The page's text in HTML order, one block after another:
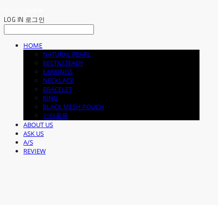
LOG IN 로그인
HOME
NATURAL PEARL
BEST&STEADY
EARRINGS
NECKLACE
BRACELET
RING
BLACK MESH POUCH
기타품목
ABOUT US
ASK US
A/S
REVIEW